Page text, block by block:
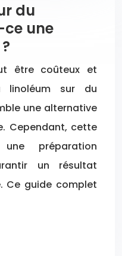
du
une
être coûteux et
linoléum sur du
une alternative
Cependant, cette
préparation
un résultat
Ce guide complet